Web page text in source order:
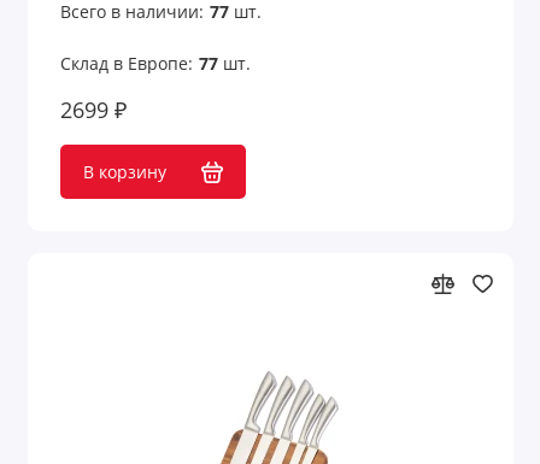
Всего в наличии: 77шт.
Склад в Европе: 77шт.
2699 ₽
В корзину